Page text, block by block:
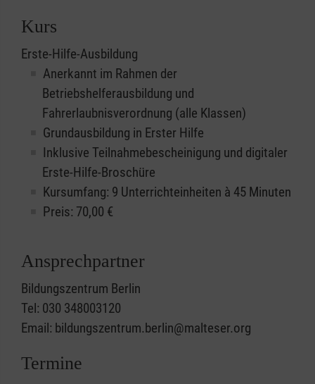
Kurs
Erste-Hilfe-Ausbildung
Anerkannt im Rahmen der
Betriebshelferausbildung und
Fahrerlaubnisverordnung (alle Klassen)
Grundausbildung in Erster Hilfe
Inklusive Teilnahmebescheinigung und digitaler
Erste-Hilfe-Broschüre
Kursumfang: 9 Unterrichteinheiten à 45 Minuten
Preis: 70,00 €
Ansprechpartner
Bildungszentrum Berlin
Tel: 030 348003120
Email: bildungszentrum.berlin@malteser.org
Termine